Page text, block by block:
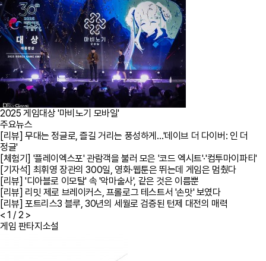
2025 게임대상 '마비노기 모바일'
주요뉴스
[리뷰] 무대는 정글로, 즐길 거리는 풍성하게…'데이브 더 다이버: 인 더
정글'
[체험기] '플레이엑스포' 관람객을 불러 모은 '코드 엑시트'·'컴투마이파티'
[기자석] 최휘영 장관의 300일, 영화·웹툰은 뛰는데 게임은 멈췄다
[리뷰] '디아블로 이모탈' 속 '악마술사', 같은 것은 이름뿐
[리뷰] 리밋 제로 브레이커스, 프롤로그 테스트서 '손맛' 보였다
[리뷰] 포트리스3 블루, 30년의 세월로 검증된 턴제 대전의 매력
< 1 / 2 >
게임 판타지소설